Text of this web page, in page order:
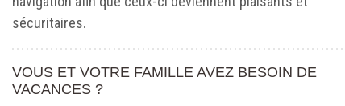
sécuritaires.
VOUS ET VOTRE FAMILLE AVEZ BESOIN DE
VACANCES ?